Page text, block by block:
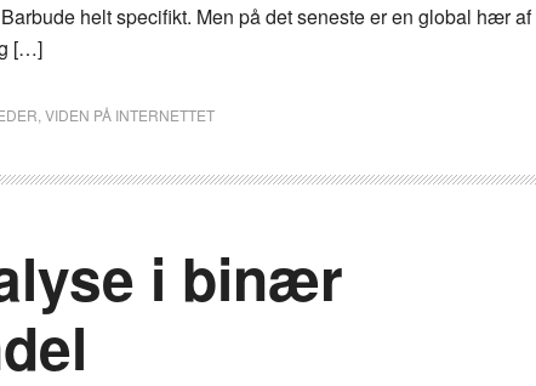
helt specifikt. Men på det seneste er en global hær af
[…]
VIDEN PÅ INTERNETTET
i binær